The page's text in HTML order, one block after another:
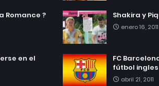
Romance ?
en el
Shakira y
enero 16, 2011
FC
fútbol ingles
abril 21, 2011